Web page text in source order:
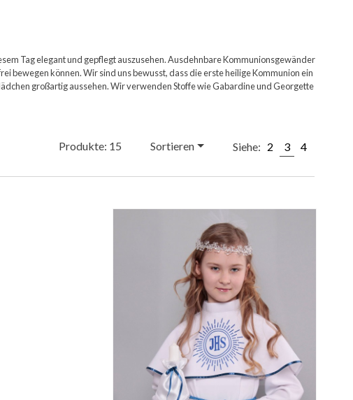
Tag elegant und gepflegt auszusehen. Ausdehnbare Kommunionsgewänder
bewegen können. Wir sind uns bewusst, dass die erste heilige Kommunion ein
großartig aussehen. Wir verwenden Stoffe wie Gabardine und Georgette
Produkte: 15 Sortieren Siehe: 2 3 4